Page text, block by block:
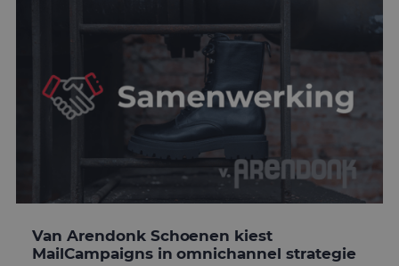
Van Arendonk Schoenen kiest
MailCampaigns in omnichannel strategie